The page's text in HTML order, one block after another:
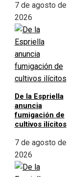
7 de agosto de
2026
De la Espriella
anuncia
fumigación de
cultivos ilícitos
7 de agosto de
2026